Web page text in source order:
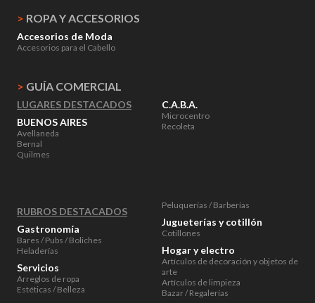
> ROPA Y ACCESORIOS
Accesorios de Moda
Accesorios para el Cabello
> GUÍA COMERCIAL
LUGARES DESTACADOS
BUENOS AIRES
Avellaneda
Bernal
Quilmes
C.A.B.A.
Microcentro
Recoleta
RUBROS DESTACADOS
Gastronomía
Bares / Pubs / Boliches
Heladerías
Servicios
Arreglos de ropa
Estéticas / Belleza
Peluquerías / Barberías
Jugueterías y cotillón
Cotillones
Hogar y electro
Artículos de decoración y objetos de
arte
Artículos de limpieza
Bazar / Regalerías